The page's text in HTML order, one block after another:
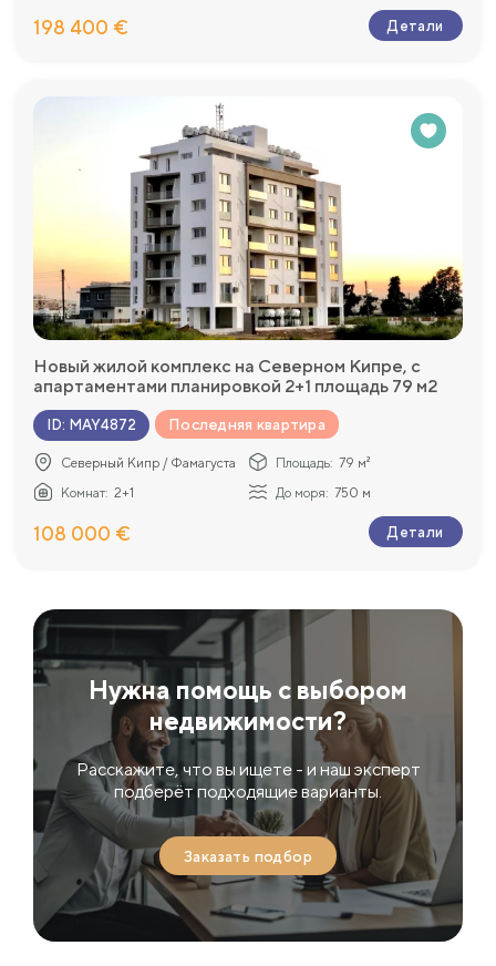
198 400 € Детали
Новый жилой комплекс на Северном Кипре, с
апартаментами планировкой 2+1 площадь 79 м2
ID: MAY4872 Последняя квартира
Северный Кипр / Фамагуста Площадь: 79 м²
Комнат: 2+1 До моря: 750 м
108 000 € Детали
Нужна помощь с выбором
недвижимости?
Расскажите, что вы ищете - и наш эксперт
подберёт подходящие варианты.
Заказать подбор